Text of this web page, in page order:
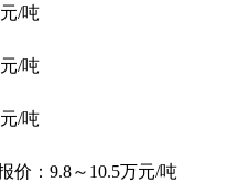
/吨
/吨
/吨
价：9.8～10.5万元/吨